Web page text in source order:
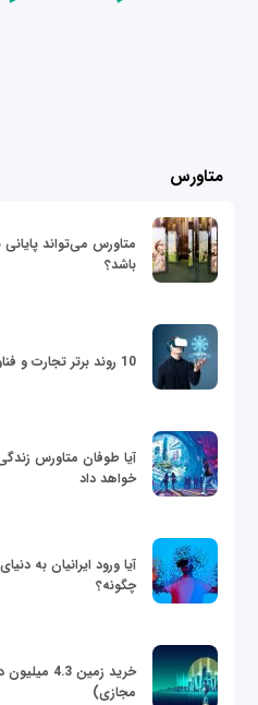
متاورس
متاورس می‌تواند
باشد؟
10 روند برتر تجارت و فناوری در سال 2022
آیا طوفان متاورس
خواهد داد
آیا ورود ایرانیان به
چگونه؟
خرید زمین
مجازی)